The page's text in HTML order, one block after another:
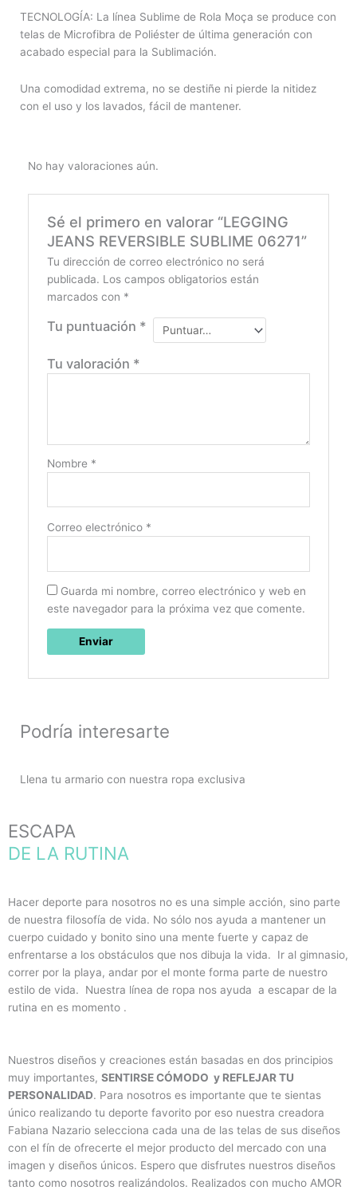
TECNOLOGÍA: La línea Sublime de Rola Moça se produce con
telas de Microfibra de Poliéster de última generación con
acabado especial para la Sublimación.
Una comodidad extrema, no se destiñe ni pierde la nitidez
con el uso y los lavados, fácil de mantener.
No hay valoraciones aún.
Sé el primero en valorar “LEGGING
JEANS REVERSIBLE SUBLIME 06271”
Tu dirección de correo electrónico no será
publicada. Los campos obligatorios están
marcados con *
Tu puntuación *
Tu valoración *
Nombre *
Correo electrónico *
Guarda mi nombre, correo electrónico y web en
este navegador para la próxima vez que comente.
Podría interesarte
Llena tu armario con nuestra ropa exclusiva
ESCAPA
DE LA RUTINA
Hacer deporte para nosotros no es una simple acción, sino parte
de nuestra filosofía de vida. No sólo nos ayuda a mantener un
cuerpo cuidado y bonito sino una mente fuerte y capaz de
enfrentarse a los obstáculos que nos dibuja la vida. Ir al gimnasio,
correr por la playa, andar por el monte forma parte de nuestro
estilo de vida. Nuestra línea de ropa nos ayuda a escapar de la
rutina en es momento .
Nuestros diseños y creaciones están basadas en dos principios
muy importantes, SENTIRSE CÓMODO y REFLEJAR TU
PERSONALIDAD. Para nosotros es importante que te sientas
único realizando tu deporte favorito por eso nuestra creadora
Fabiana Nazario selecciona cada una de las telas de sus diseños
con el fín de ofrecerte el mejor producto del mercado con una
imagen y diseños únicos. Espero que disfrutes nuestros diseños
tanto como nosotros realizándolos. Realizados con mucho AMOR